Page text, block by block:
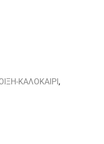
ΚΑΛΟΚΑΙΡΙ ,